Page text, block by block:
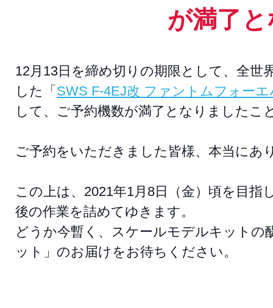
が満了
12月13日を締め切りの期限として、全
した「 SWS F-4EJ改 ファントムフォーエ
して、ご予約機数が満了となりましたこ
ご予約をいただきました皆様、本当にあ
この上は、2021年1月8日（金）頃を目
後の作業を詰めてゆきます。
どうか今暫く、スケールモデルキットの
ット」のお届けをお待ちください。